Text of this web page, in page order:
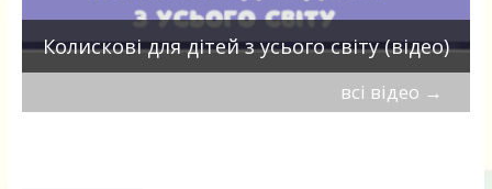
Колискові для дітей з усього світу (відео)
всі відео →